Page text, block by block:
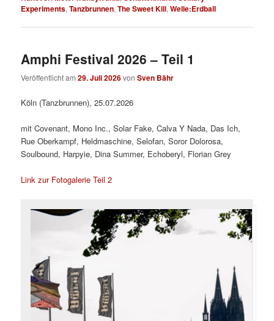
Experiments,Tanzbrunnen,The Sweet Kill,Welle:Erdball
Amphi Festival 2026 – Teil 1
Veröffentlicht am29. Juli 2026vonSven Bähr
Köln (Tanzbrunnen), 25.07.2026
mit Covenant, Mono Inc., Solar Fake, Calva Y Nada, Das Ich,
Rue Oberkampf, Heldmaschine, Selofan, Soror Dolorosa,
Soulbound, Harpyie, Dina Summer, Echoberyl, Florian Grey
Link zur Fotogalerie Teil 2